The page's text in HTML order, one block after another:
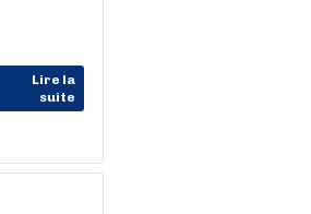
Lire la
suite